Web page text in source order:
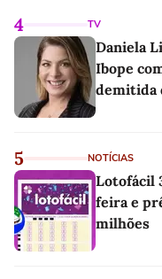
4 TV
Daniela
Ibope
demitida
5 NOTÍCIAS
Lotofácil
feira e
milhões